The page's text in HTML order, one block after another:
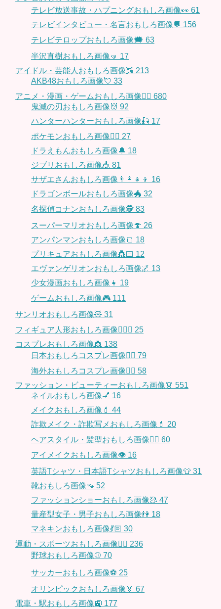
テレビ放送事故・ハプニングおもしろ画像👀 61
テレビインタビュー・名言おもしろ画像💬 156
テレビテロップおもしろ画像🗯 63
半沢直樹おもしろ画像🤜 17
アイドル・芸能人おもしろ画像👯 213
AKB48おもしろ画像💘 33
アニメ・漫画・ゲームおもしろ画像🧚‍♀️ 680
鬼滅の刃おもしろ画像👹 92
ハンターハンターおもしろ画像🎣 17
ポケモンおもしろ画像🤹‍♂️ 27
ドラえもんおもしろ画像🔔 18
ジブリおもしろ画像🎪 81
サザエさんおもしろ画像👨‍👩‍👧‍👦 16
ドラゴンボールおもしろ画像🐲 32
名探偵コナンおもしろ画像🕵️ 83
スーパーマリオおもしろ画像🍄 26
アンパンマンおもしろ画像🍞 18
プリキュアおもしろ画像👸🏻 12
エヴァンゲリオンおもしろ画像🌌 13
少女漫画おもしろ画像👧 19
ゲームおもしろ画像🎮 111
サンリオおもしろ画像🧸 31
フィギュア人形おもしろ画像🧍🏼‍♂️ 25
コスプレおもしろ画像👸 138
日本おもしろコスプレ画像🧝‍♀️ 79
海外おもしろコスプレ画像🧝‍♂️ 58
ファッション・ビューティーおもしろ画像👗 551
ネイルおもしろ画像💅 16
メイクおもしろ画像💄 44
詐欺メイク・詐欺写メおもしろ画像💄 20
ヘアスタイル・髪型おもしろ画像👱‍♀️ 60
アイメイクおもしろ画像👁 16
英語Tシャツ・日本語Tシャツおもしろ画像👕 31
靴おもしろ画像👡 52
ファッションショーおもしろ画像🥻 47
量産型女子・男子おもしろ画像👫 18
マネキンおもしろ画像💃🏻 30
運動・スポーツおもしろ画像🏃‍♂️ 236
野球おもしろ画像⚾ 70
サッカーおもしろ画像⚽️ 25
オリンピックおもしろ画像🏅 67
電車・駅おもしろ画像🚉 177